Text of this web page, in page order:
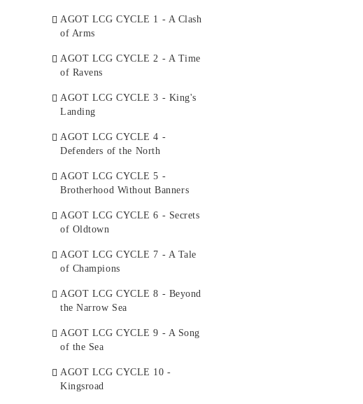
AGOT LCG CYCLE 1 - A Clash
of Arms
AGOT LCG CYCLE 2 - A Time
of Ravens
AGOT LCG CYCLE 3 - King's
Landing
AGOT LCG CYCLE 4 -
Defenders of the North
AGOT LCG CYCLE 5 -
Brotherhood Without Banners
AGOT LCG CYCLE 6 - Secrets
of Oldtown
AGOT LCG CYCLE 7 - A Tale
of Champions
AGOT LCG CYCLE 8 - Beyond
the Narrow Sea
AGOT LCG CYCLE 9 - A Song
of the Sea
AGOT LCG CYCLE 10 -
Kingsroad